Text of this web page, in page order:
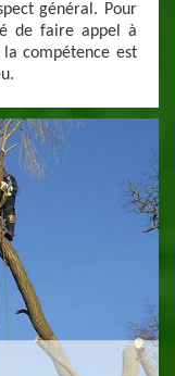
général. Pour
de faire appel à
la compétence est